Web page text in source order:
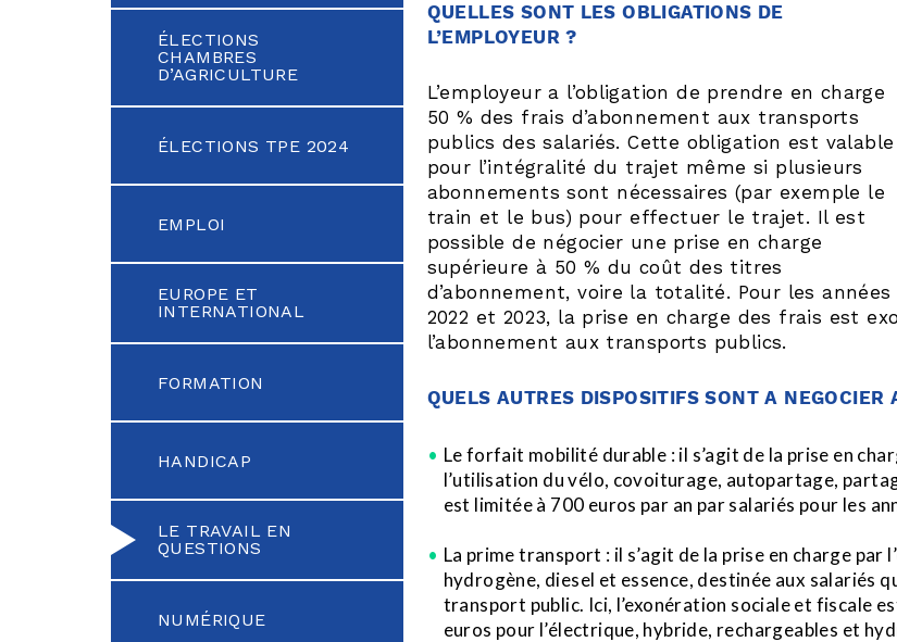
ÉLECTIONS
CHAMBRES
D’AGRICULTURE
ÉLECTIONS TPE 2024
EMPLOI
EUROPE ET
INTERNATIONAL
FORMATION
HANDICAP
LE TRAVAIL EN
QUESTIONS
NUMÉRIQUE
QUELLES SONT LES OBLIGATIONS DE
L’EMPLOYEUR ?
L’employeur a l’obligation de prendre en charge
50 % des frais d’abonnement aux transports
publics des salariés. Cette obligation est valable
pour l’intégralité du trajet même si plusieurs
abonnements sont nécessaires (par exemple le
train et le bus) pour effectuer le trajet. Il est
possible de négocier une prise en charge
supérieure à 50 % du coût des titres
d’abonnement, voire la totalité. Pour les années
2022 et 2023, la prise en charge des frais est
l’abonnement aux transports publics.
QUELS AUTRES DISPOSITIFS SONT A NEGOCIER
Le forfait mobilité durable : il s’agit de la prise en
l’utilisation du vélo, covoiturage, autopartage,
est limitée à 700 euros par an par salariés pour les
La prime transport : il s’agit de la prise en charge
hydrogène, diesel et essence, destinée aux
transport public. Ici, l’exonération sociale et fiscale
euros pour l’électrique, hybride, rechargeables et